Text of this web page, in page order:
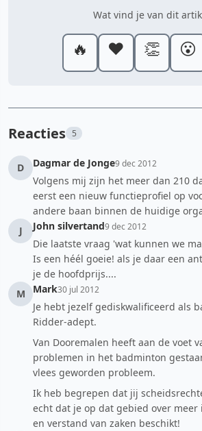
Wat vind je van dit
🔥 ❤️ 👏 😮
Reacties 5
D Dagmar de Jonge9 dec 2012
Volgens mij zijn het meer dan 210
eerst een nieuw functieprofiel op
andere baan binnen de huidige
J
John silvertand9 dec 2012
Die laatste vraag 'wat kunnen we
Is een héél goeie! als je daar een
je de hoofdprijs....
M
Mark30 jul 2012
Je hebt jezelf gediskwalificeerd als
Ridder-adept.
Van Dooremalen heeft aan de voet
problemen in het badminton
vlees geworden probleem.
Ik heb begrepen dat jij
echt dat je op dat gebied over
en verstand van zaken beschikt!